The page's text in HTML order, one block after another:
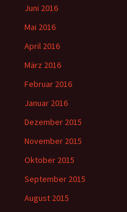
Juni 2016
Mai 2016
April 2016
März 2016
Februar 2016
Januar 2016
Dezember 2015
November 2015
Oktober 2015
September 2015
August 2015